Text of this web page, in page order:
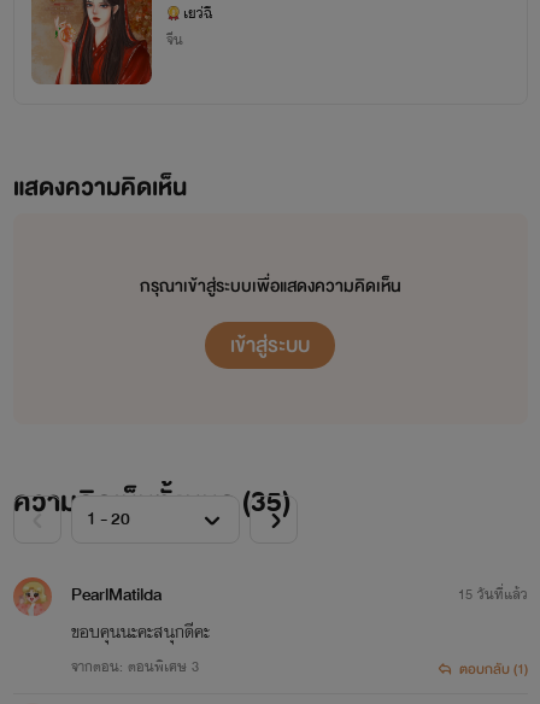
เยว่ฉี
จีน
แสดงความคิดเห็น
กรุณาเข้าสู่ระบบเพื่อแสดงความคิดเห็น
เข้าสู่ระบบ
ความคิดเห็นทั้งหมด (35)
PearlMatilda
ขอบคุนนะคะสนุกดีคะ
จากตอน: ตอนพิเศษ 3
15 วันที่แล้ว
ตอบกลับ (1)